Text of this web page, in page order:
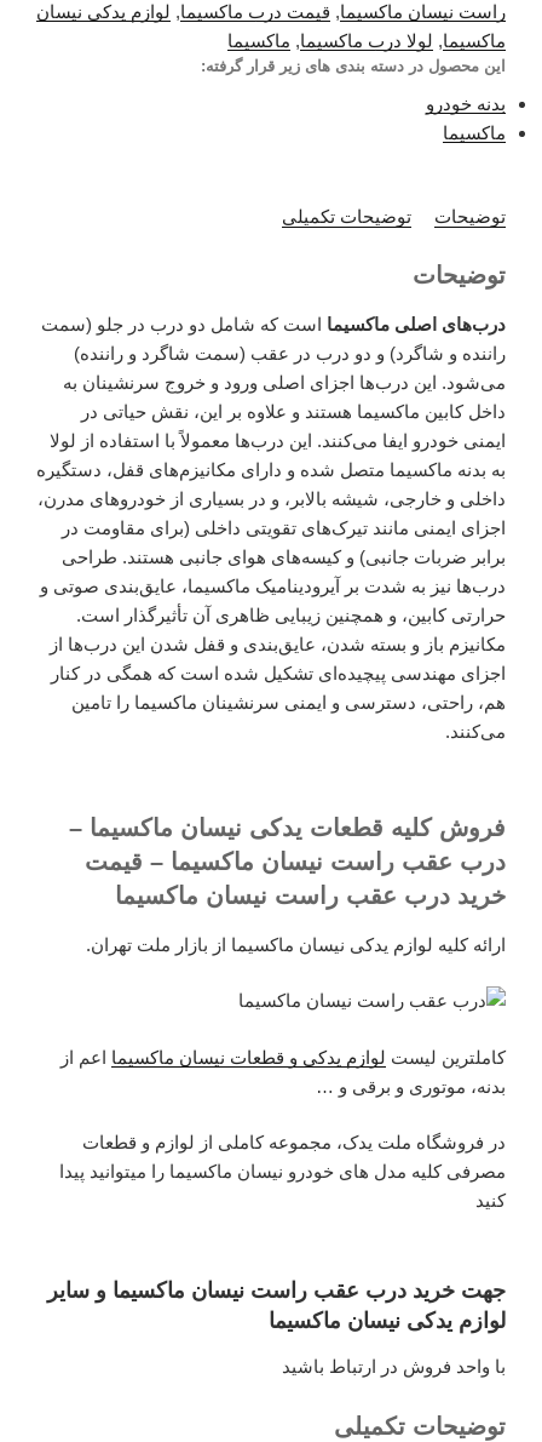
راست نیسان ماکسیما, قیمت درب ماکسیما, لوازم یدکی نیسان
ماکسیما, لولا درب ماکسیما, ماکسیما
این محصول در دسته بندی های زیر قرار گرفته:
بدنه خودرو
ماکسیما
توضیحات توضیحات تکمیلی
توضیحات
درب‌های اصلی ماکسیما است که شامل دو درب در جلو (سمت
راننده و شاگرد) و دو درب در عقب (سمت شاگرد و راننده)
می‌شود. این درب‌ها اجزای اصلی ورود و خروج سرنشینان به
داخل کابین ماکسیما هستند و علاوه بر این، نقش حیاتی در
ایمنی خودرو ایفا می‌کنند. این درب‌ها معمولاً با استفاده از لولا
به بدنه ماکسیما متصل شده و دارای مکانیزم‌های قفل، دستگیره
داخلی و خارجی، شیشه بالابر، و در بسیاری از خودروهای مدرن،
اجزای ایمنی مانند تیرک‌های تقویتی داخلی (برای مقاومت در
برابر ضربات جانبی) و کیسه‌های هوای جانبی هستند. طراحی
درب‌ها نیز به شدت بر آیرودینامیک ماکسیما، عایق‌بندی صوتی و
حرارتی کابین، و همچنین زیبایی ظاهری آن تأثیرگذار است.
مکانیزم باز و بسته شدن، عایق‌بندی و قفل شدن این درب‌ها از
اجزای مهندسی پیچیده‌ای تشکیل شده است که همگی در کنار
هم، راحتی، دسترسی و ایمنی سرنشینان ماکسیما را تامین
می‌کنند.
فروش کلیه قطعات یدکی نیسان ماکسیما –
درب عقب راست نیسان ماکسیما – قیمت
خرید درب عقب راست نیسان ماکسیما
ارائه کلیه لوازم یدکی نیسان ماکسیما از بازار ملت تهران.
کاملترین لیست لوازم یدکی و قطعات نیسان ماکسیما اعم از
بدنه، موتوری و برقی و …
در فروشگاه ملت یدک، مجموعه کاملی از لوازم و قطعات
مصرفی کلیه مدل های خودرو نیسان ماکسیما را میتوانید پیدا
کنید
جهت خرید درب عقب راست نیسان ماکسیما و سایر
لوازم یدکی نیسان ماکسیما
با واحد فروش در ارتباط باشید
توضیحات تکمیلی